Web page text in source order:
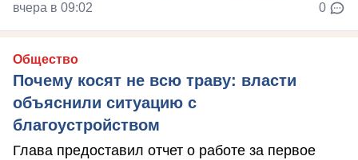
вчера в 09:02 0
Общество
Почему косят не всю траву: власти
объяснили ситуацию с
благоустройством
Глава предоставил отчет о работе за первое